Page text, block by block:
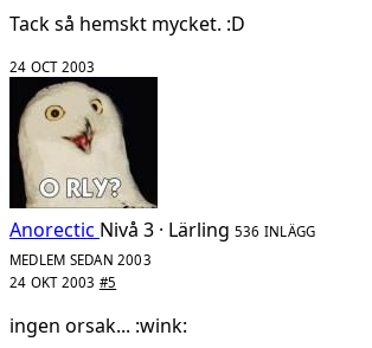
Tack så hemskt mycket. :D
24 OCT 2003
Anorectic Nivå 3 · Lärling 536 INLÄGG
MEDLEM SEDAN 2003
24 OKT 2003 #5
ingen orsak... :wink: